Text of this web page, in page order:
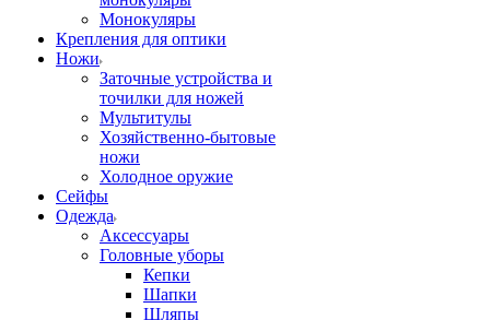
Монокуляры
Крепления для оптики
Ножи
Заточные устройства и
точилки для ножей
Мультитулы
Хозяйственно-бытовые
ножи
Холодное оружие
Сейфы
Одежда
Аксессуары
Головные уборы
Кепки
Шапки
Шляпы